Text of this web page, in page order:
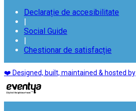
Declarație de accesibilitate
Social Guide
Chestionar de satisfacție
❤️ Designed, built, maintained & hosted by